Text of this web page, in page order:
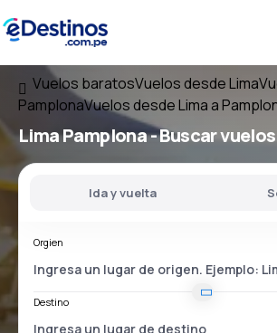
Vuelos baratosVuelos desde Lima
PamplonaVuelos desde Lima a
Lima Pamplona- Buscar vuelos
Ida y vuelta
Orgien
Destino